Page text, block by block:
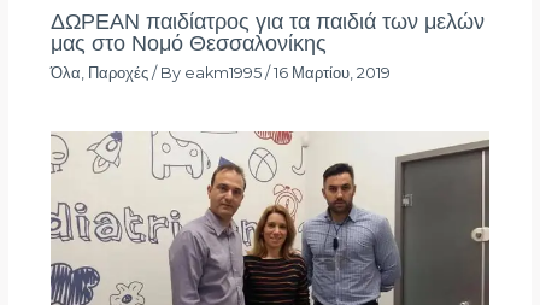
ΔΩΡΕΑΝ παιδίατρος για τα παιδιά των μελών
μας στο Νομό Θεσσαλονίκης
Όλα Παροχές/ By eakm1995 / 16 Μαρτίου, 2019